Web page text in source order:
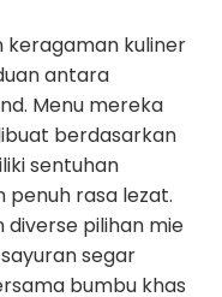
keragaman kuliner
antara
Menu mereka
berdasarkan
sentuhan
penuh rasa lezat.
diverse pilihan mie
segar
bumbu khas